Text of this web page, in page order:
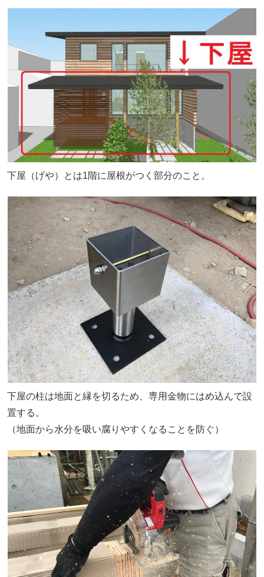
下屋（げや）とは1階に屋根がつく部分のこと。
下屋の柱は地面と縁を切るため、専用金物にはめ込んで設
置する。
（地面から水分を吸い腐りやすくなることを防ぐ）